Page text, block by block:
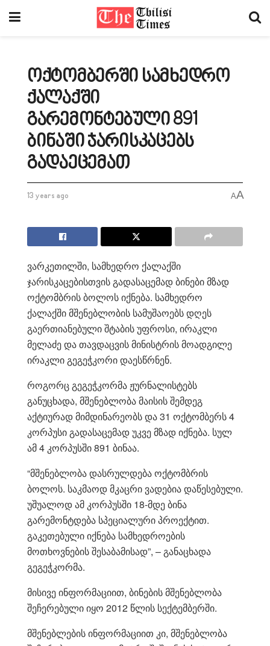
ოქტომბერში სამხედრო
ქალაქში
გარემონტებული 891
ბინაში ჯარისკაცებს
გადაეცემათ
13 years ago AA
ვარკეთილში, სამხედრო ქალაქში
ჯარისკაცებისთვის გადასაცემად ბინები მზად
ოქტომბრის ბოლოს იქნება. სამხედრო
ქალაქში მშენებლობის სამუშაოებს დღეს
გაერთიანებული შტაბის უფროსი, ირაკლი
მელაძე და თავდაცვის მინისტრის მოადგილე
ირაკლი გეგეჭკორი დაესწრნენ.
როგორც გეგეჭკორმა ჟურნალისტებს
განუცხადა, მშენებლობა მაისის შემდეგ
აქტიურად მიმდინარეობს და 31 ოქტომბერს 4
კორპუსი გადასაცემად უკვე მზად იქნება. სულ
ამ 4 კორპუსში 891 ბინაა.
“მშენებლობა დასრულდება ოქტომბრის
ბოლოს. საკმაოდ მკაცრი ვადებია დაწესებული.
უშუალოდ ამ კორპუსში 18-მდე ბინა
გარემონტდება სპეციალური პროექტით.
გაკეთებული იქნება სამხედროების
მოთხოვნების შესაბამისად”, – განაცხადა
გეგეჭკორმა.
მისივე ინფორმაციით, ბინების მშენებლობა
შეჩერებული იყო 2012 წლის სექტემბერში.
მშენებლების ინფორმაციით კი, მშენებლობა